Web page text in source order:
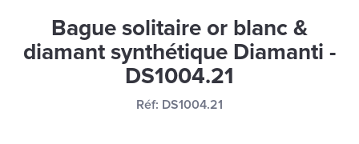
Bague solitaire or blanc &
diamant synthétique Diamanti -
DS1004.21
Réf: DS1004.21